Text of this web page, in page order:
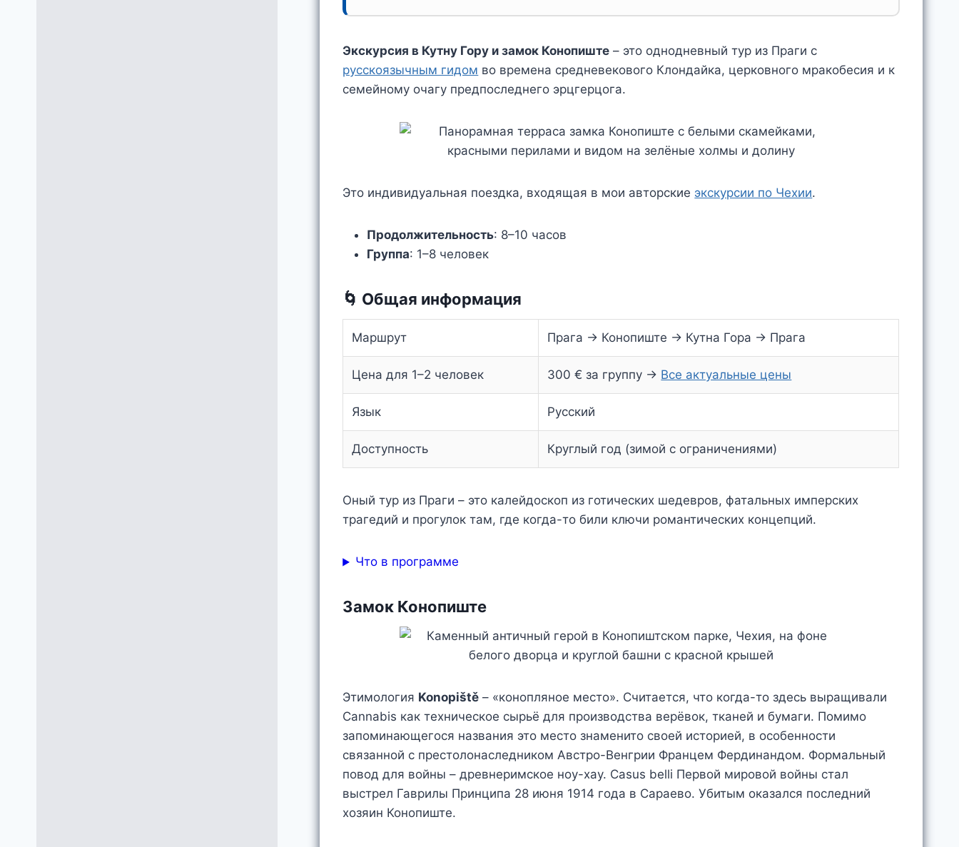
Экскурсия в Кутну Гору и замок Конопиште – это однодневный тур из Праги с
русскоязычным гидом во времена средневекового Клондайка, церковного мракобесия и к
семейному очагу предпоследнего эрцгерцога.
Это индивидуальная поездка, входящая в мои авторские экскурсии по Чехии.
Продолжительность: 8–10 часов
Группа: 1–8 человек
🌀 Общая информация
Маршрут Прага → Конопиште → Кутна Гора → Прага
Цена для 1–2 человек 300 € за группу → Все актуальные цены
Язык Русский
Доступность Круглый год (зимой с ограничениями)
Оный тур из Праги – это калейдоскоп из готических шедевров, фатальных имперских
трагедий и прогулок там, где когда-то били ключи романтических концепций.
Что в программе
Замок Конопиште
Этимология Konopiště – «конопляное место». Считается, что когда-то здесь выращивали
Cannabis как техническое сырьё для производства верёвок, тканей и бумаги. Помимо
запоминающегося названия это место знаменито своей историей, в особенности
связанной с престолонаследником Австро-Венгрии Францем Фердинандом. Формальный
повод для войны – древнеримское ноу-хау. Casus belli Первой мировой войны стал
выстрел Гаврилы Принципа 28 июня 1914 года в Сараево. Убитым оказался последний
хозяин Конопиште.